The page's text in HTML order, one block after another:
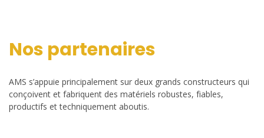
Nos partenaires
AMS s’appuie principalement sur deux grands constructeurs qui
conçoivent et fabriquent des matériels robustes, fiables,
productifs et techniquement aboutis.